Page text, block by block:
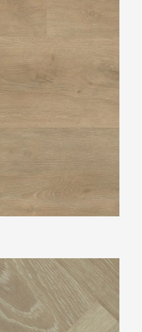
XL M-77804